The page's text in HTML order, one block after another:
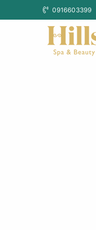
0916603399